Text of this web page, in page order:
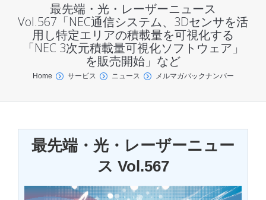
ピックアップ
光基礎・光源
光応用・アプリケーショ
最先端・光・レーザーニュース
Vol.567「NEC通信システム、3Dセンサを活
用し特定エリアの積載量を可視化する
「NEC 3次元積載量可視化ソフトウェア」
を販売開始」など
You are here:
Home サービス ニュース メルマガバックナンバー
最先端・光・レーザーニュー
ス Vol.567